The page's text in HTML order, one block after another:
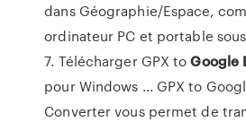
dans Géographie/Espace,
ordinateur PC et portable
7. Télécharger GPX toGoogle
pour Windows ... GPX to
Converter vous permet de